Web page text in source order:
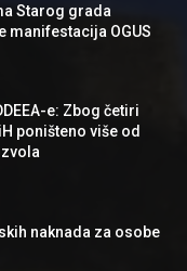
Starog grada
manifestacija OGUS
e: Zbog četiri
poništeno više od
naknada za osobe